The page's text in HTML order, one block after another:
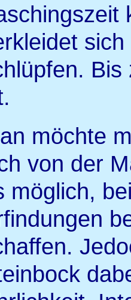
Bis
möchte
von der
möglich,